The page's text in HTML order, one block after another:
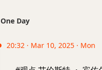
One Day
20:32 · Mar 10, 2025 · Mon